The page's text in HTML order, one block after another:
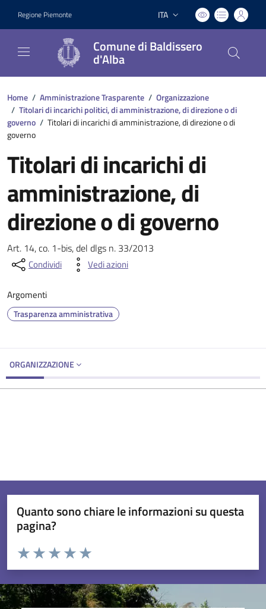
Regione Piemonte Lingua attiva:
ITA
Comune di Baldissero
d'Alba
Home / Amministrazione Trasparente / Organizzazione
/ Titolari di incarichi politici, di amministrazione, di direzione o di
governo / Titolari di incarichi di amministrazione, di direzione o di
governo
Titolari di incarichi di
amministrazione, di
direzione o di governo
Art. 14, co. 1-bis, del dlgs n. 33/2013
Condividi Vedi azioni
Argomenti
Trasparenza amministrativa
ORGANIZZAZIONE
Quanto sono chiare le informazioni su questa
pagina?
Valuta da 1 a 5 stelle la pagina
Valuta 5 stelle su 5
Valuta 4 stelle su 5
Valuta 3 stelle su 5
Valuta 2 stelle su 5
Valuta 1 stelle su 5